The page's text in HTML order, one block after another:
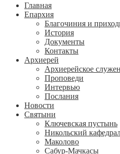
Главная
Епархия
Благочиния и
История
Документы
Контакты
Архиерей
Архиерейское
Проповеди
Интервью
Послания
Новости
Святыни
Ключевская пустынь
Никольский
Маколово
Сабур-Мачкасы